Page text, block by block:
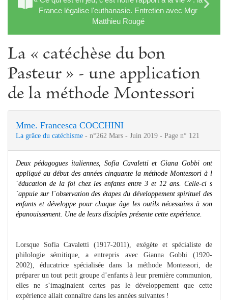
France légalise l'euthanasie. Entretien avec Mgr
Matthieu Rougé
La « catéchèse du bon
Pasteur » - une application
de la méthode Montessori
Mme. Francesca COCCHINI
La grâce du catéchisme - n°262 Mars - Juin 2019 - Page n° 121
Deux pédagogues italiennes, Sofia Cavaletti et Giana Gobbi ont
appliqué au début des années cinquante la méthode Montessori à l
´éducation de la foi chez les enfants entre 3 et 12 ans. Celle-ci s
´appuie sur l´observation des étapes du développement spirituel des
enfants et développe pour chaque âge les outils nécessaires à son
épanouissement. Une de leurs disciples présente cette expérience.
Lorsque Sofia Cavaletti (1917-2011), exégète et spécialiste de
philologie sémitique, a entrepris avec Gianna Gobbi (1920-
2002), éducatrice spécialisée dans la méthode Montessori, de
préparer un tout petit groupe d’enfants à leur première communion,
elles ne s’imaginaient certes pas le développement que cette
expérience allait connaître dans les années suivantes !